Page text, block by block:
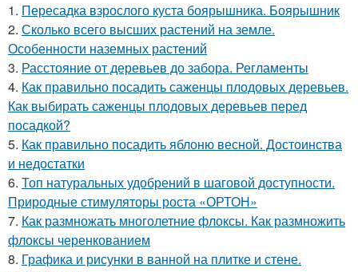
1. Пересадка взрослого куста боярышника. Боярышник
2. Сколько всего высших растений на земле.
Особенности наземных растений
3. Расстояние от деревьев до забора. Регламенты
4. Как правильно посадить саженцы плодовых деревьев.
Как выбирать саженцы плодовых деревьев перед
посадкой?
5. Как правильно посадить яблоню весной. Достоинства
и недостатки
6. Топ натуральных удобрений в шаговой доступности.
Природные стимуляторы роста «ОРТОН»
7. Как размножать многолетние флоксы. Как размножить
флоксы черенкованием
8. Графика и рисунки в ванной на плитке и стене.